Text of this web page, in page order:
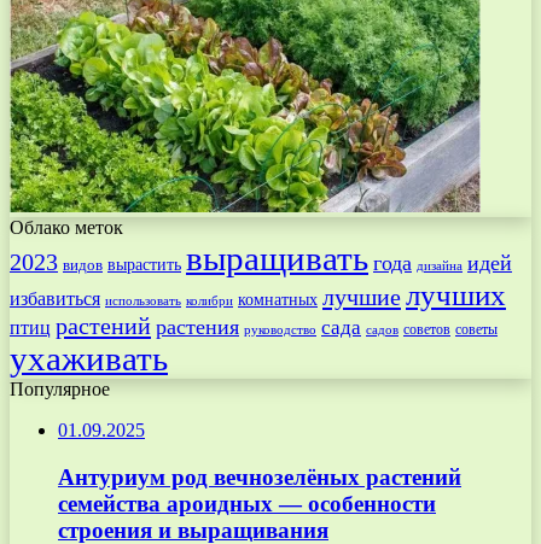
Облако меток
2023 видов вырастить выращивать года дизайна идей
избавиться использовать колибри комнатных лучшиелучших
птиц растений растения руководство сада садов советов советы
ухаживать
Популярное
01.09.2025
Антуриум род вечнозелёных растений
семейства ароидных — особенности
строения и выращивания